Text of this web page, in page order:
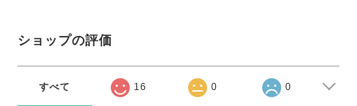
ショップの評価
すべて 16 0 0